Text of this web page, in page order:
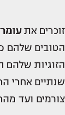
זוכרים אתעומר
הטובים שלהם
הזוגיות
שנתיים אחרי
צורמים ועד